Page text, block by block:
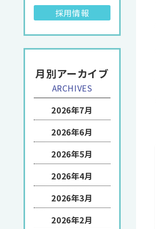
採用情報
月別アーカイブ
ARCHIVES
2026年7月
2026年6月
2026年5月
2026年4月
2026年3月
2026年2月